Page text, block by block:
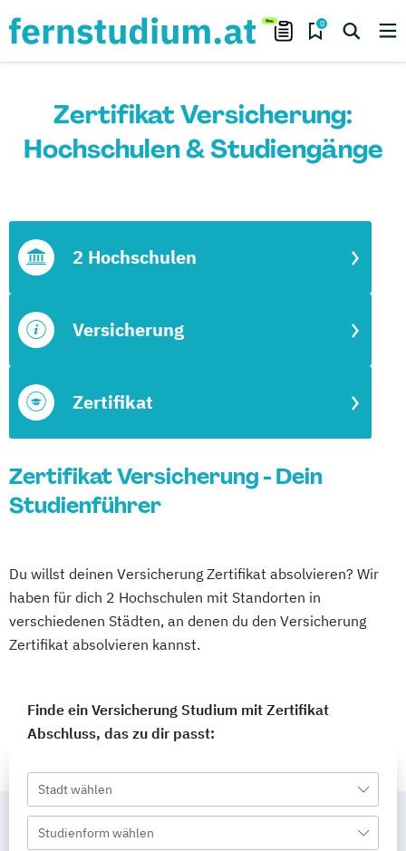
0
Zertifikat Versicherung:
Hochschulen & Studiengänge
Zertifikat
Versicherung
2 Hochschulen
Zertifikat Versicherung - Dein
Studienführer
Du willst deinen Versicherung Zertifikat absolvieren? Wir
haben für dich 2 Hochschulen mit Standorten in
verschiedenen Städten, an denen du den Versicherung
Zertifikat absolvieren kannst.
Finde ein Versicherung Studium mit Zertifikat
Abschluss, das zu dir passt:
Stadt wählen
Studienform wählen